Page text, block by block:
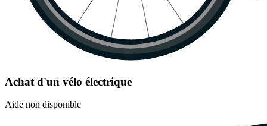
Achat d'un vélo électrique
Aide non disponible